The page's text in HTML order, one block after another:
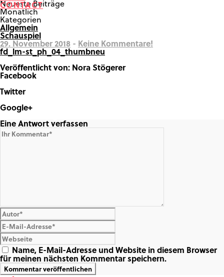
CONTACT
CONTACT
Neueste Beiträge
Monatlich
Kategorien
Allgemein
Schauspiel
29. November 2018 - Keine Kommentare!
fd_lm-st_ph_04_thumbneu
Veröffentlicht von: Nora Stögerer
Facebook
Twitter
Google+
Share on Google+
Eine Antwort verfassen
Name, E-Mail-Adresse und Website in diesem Browser
für meinen nächsten Kommentar speichern.